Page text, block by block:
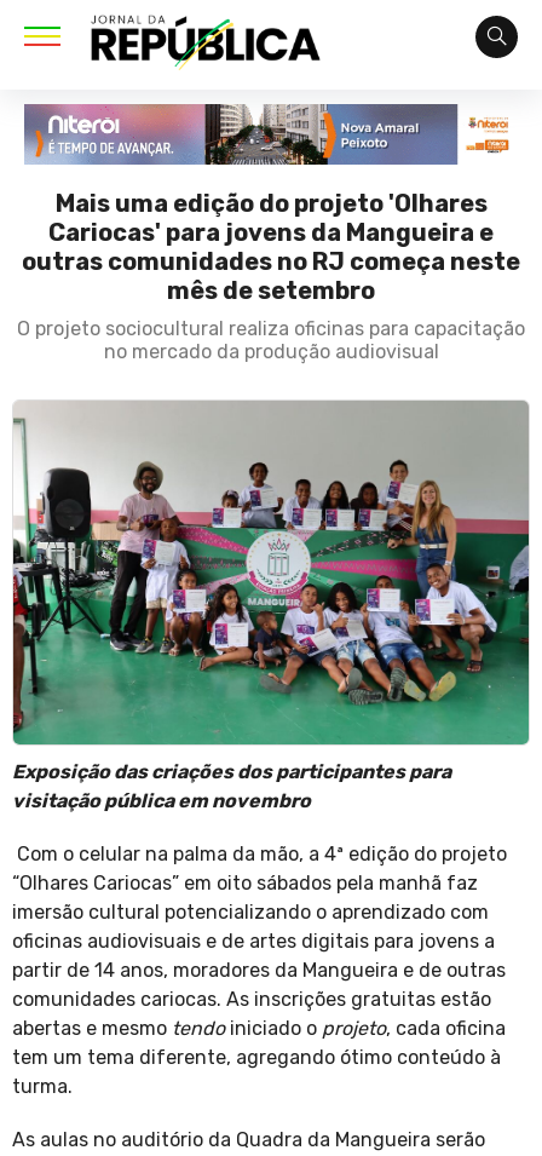
Mais uma edição do projeto 'Olhares
Cariocas' para jovens da Mangueira e
outras comunidades no RJ começa neste
mês de setembro
O projeto sociocultural realiza oficinas para capacitação
no mercado da produção audiovisual
Exposição das criações dos participantes para
visitação pública em novembro
Com o celular na palma da mão, a 4ª edição do projeto
“Olhares Cariocas” em oito sábados pela manhã faz
imersão cultural potencializando o aprendizado com
oficinas audiovisuais e de artes digitais para jovens a
partir de 14 anos, moradores da Mangueira e de outras
comunidades cariocas. As inscrições gratuitas estão
abertas e mesmo tendoiniciado o projeto, cada oficina
tem um tema diferente, agregando ótimo conteúdo à
turma.
As aulas no auditório da Quadra da Mangueira serão